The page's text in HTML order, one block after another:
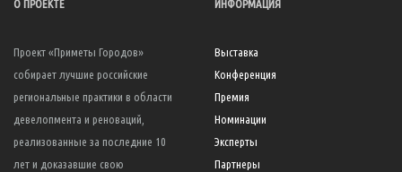
О ПРОЕКТЕ
Проект «Приметы Городов»
собирает лучшие российские
региональные практики в области
девелопмента и реноваций,
реализованные за последние 10
лет и доказавшие свою
ИНФОРМАЦИЯ
Выставка
Конференция
Премия
Номинации
Эксперты
Партнеры